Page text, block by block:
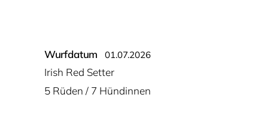
Wurfdatum 01.07.2026
Irish Red Setter
5 Rüden / 7 Hündinnen